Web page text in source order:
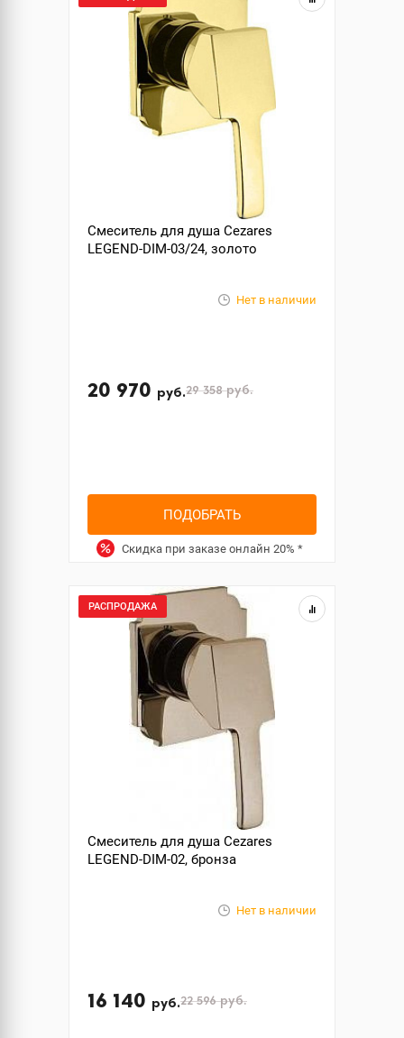
Смеситель для душа Cezares
LEGEND-DIM-03/24, золото
Нет в наличии
20 970 руб.29 358руб.
ПОДОБРАТЬ
Скидка при заказе онлайн 20% *
РАСПРОДАЖА
Смеситель для душа Cezares
LEGEND-DIM-02, бронза
Нет в наличии
16 140 руб.22 596руб.